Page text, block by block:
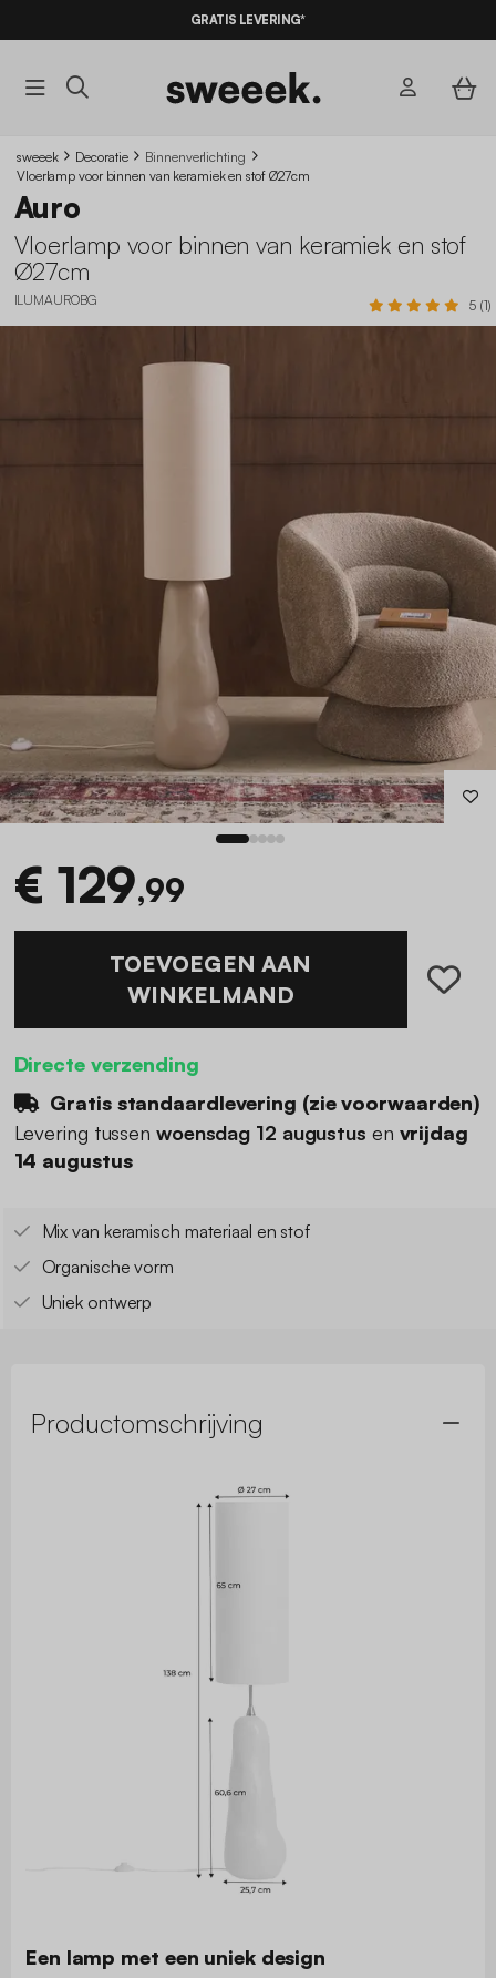
GRATIS LEVERING*
sweeek Decoratie
Binnenverlichting
Vloerlamp voor binnen van keramiek en stof Ø27cm
Auro
Vloerlamp voor binnen van keramiek en stof
Ø27cm
ILUMAUROBG 5 (1)
€ 129,99
TOEVOEGEN AAN
WINKELMAND
Directe verzending
Gratis standaardlevering (zie voorwaarden)
Levering tussen woensdag 12 augustus en vrijdag
14 augustus
Mix van keramisch materiaal en stof
Organische vorm
Uniek ontwerp
Productomschrijving
Een lamp met een uniek design